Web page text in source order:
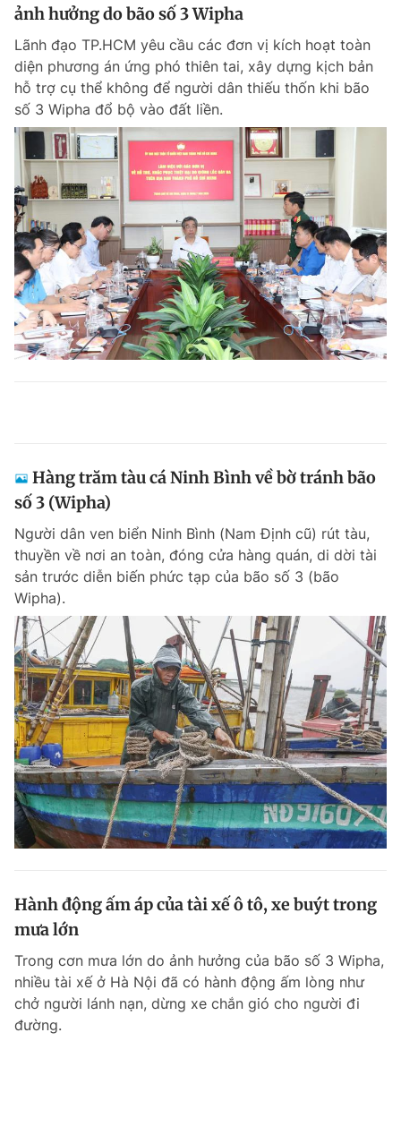
ảnh hưởng do bão số 3 Wipha
Lãnh đạo TP.HCM yêu cầu các đơn vị kích hoạt toàn
diện phương án ứng phó thiên tai, xây dựng kịch bản
hỗ trợ cụ thể không để người dân thiếu thốn khi bão
số 3 Wipha đổ bộ vào đất liền.
Hàng trăm tàu cá Ninh Bình về bờ tránh bão
số 3 (Wipha)
Người dân ven biển Ninh Bình (Nam Định cũ) rút tàu,
thuyền về nơi an toàn, đóng cửa hàng quán, di dời tài
sản trước diễn biến phức tạp của bão số 3 (bão
Wipha).
Hành động ấm áp của tài xế ô tô, xe buýt trong
mưa lớn
Trong cơn mưa lớn do ảnh hưởng của bão số 3 Wipha,
nhiều tài xế ở Hà Nội đã có hành động ấm lòng như
chở người lánh nạn, dừng xe chắn gió cho người đi
đường.